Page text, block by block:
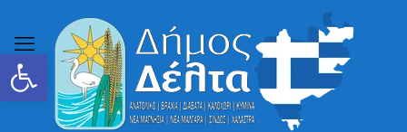
Ανοίξτε τη γραμμή εργαλείων